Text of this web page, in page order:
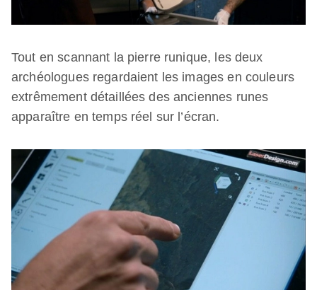
Tout en scannant la pierre runique, les deux
archéologues regardaient les images en couleurs
extrêmement détaillées des anciennes runes
apparaître en temps réel sur l’écran.